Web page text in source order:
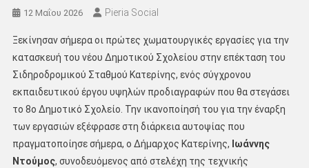
12 Μαΐου 2026 Pieria Social
Ξεκίνησαν σήμερα οι πρώτες χωματουργικές εργασίες για την
κατασκευή του νέου Δημοτικού Σχολείου στην επέκταση του
Σιδηροδρομικού Σταθμού Κατερίνης, ενός σύγχρονου
εκπαιδευτικού έργου υψηλών προδιαγραφών που θα στεγάσει
το 8ο Δημοτικό Σχολείο. Την ικανοποίησή του για την έναρξη
των εργασιών εξέφρασε στη διάρκεια αυτοψίας που
πραγματοποίησε σήμερα, ο Δήμαρχος Κατερίνης, Ιωάννης
Ντούμος, συνοδευόμενος από στελέχη της τεχνικής